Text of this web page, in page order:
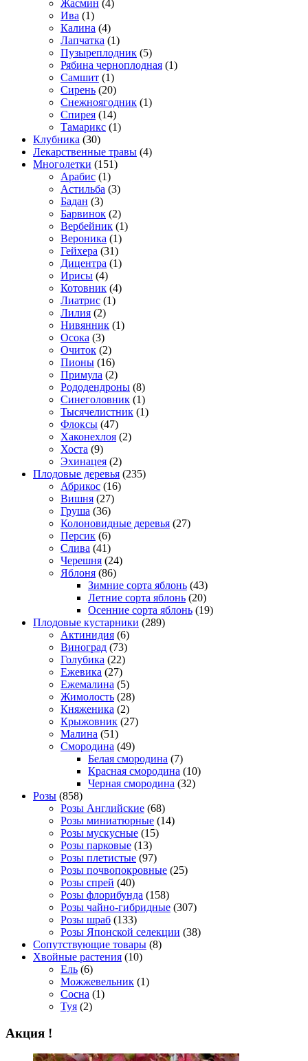
Жасмин (4)
Ива (1)
Калина (4)
Лапчатка (1)
Пузыреплодник (5)
Рябина черноплодная (1)
Самшит (1)
Сирень (20)
Снежноягодник (1)
Спирея (14)
Тамарикс (1)
Клубника (30)
Лекарственные травы (4)
Многолетки (151)
Арабис (1)
Астильба (3)
Бадан (3)
Барвинок (2)
Вербейник (1)
Вероника (1)
Гейхера (31)
Дицентра (1)
Ирисы (4)
Котовник (4)
Лиатрис (1)
Лилия (2)
Нивянник (1)
Осока (3)
Очиток (2)
Пионы (16)
Примула (2)
Рододендроны (8)
Синеголовник (1)
Тысячелистник (1)
Флоксы (47)
Хаконехлоя (2)
Хоста (9)
Эхинацея (2)
Плодовые деревья (235)
Абрикос (16)
Вишня (27)
Груша (36)
Колоновидные деревья (27)
Персик (6)
Слива (41)
Черешня (24)
Яблоня (86)
Зимние сорта яблонь (43)
Летние сорта яблонь (20)
Осенние сорта яблонь (19)
Плодовые кустарники (289)
Актинидия (6)
Виноград (73)
Голубика (22)
Ежевика (27)
Ежемалина (5)
Жимолость (28)
Княженика (2)
Крыжовник (27)
Малина (51)
Смородина (49)
Белая смородина (7)
Красная смородина (10)
Черная смородина (32)
Розы (858)
Розы Английские (68)
Розы миниатюрные (14)
Розы мускусные (15)
Розы парковые (13)
Розы плетистые (97)
Розы почвопокровные (25)
Розы спрей (40)
Розы флорибунда (158)
Розы чайно-гибридные (307)
Розы шраб (133)
Розы Японской селекции (38)
Сопутствующие товары (8)
Хвойные растения (10)
Ель (6)
Можжевельник (1)
Сосна (1)
Туя (2)
Акция !